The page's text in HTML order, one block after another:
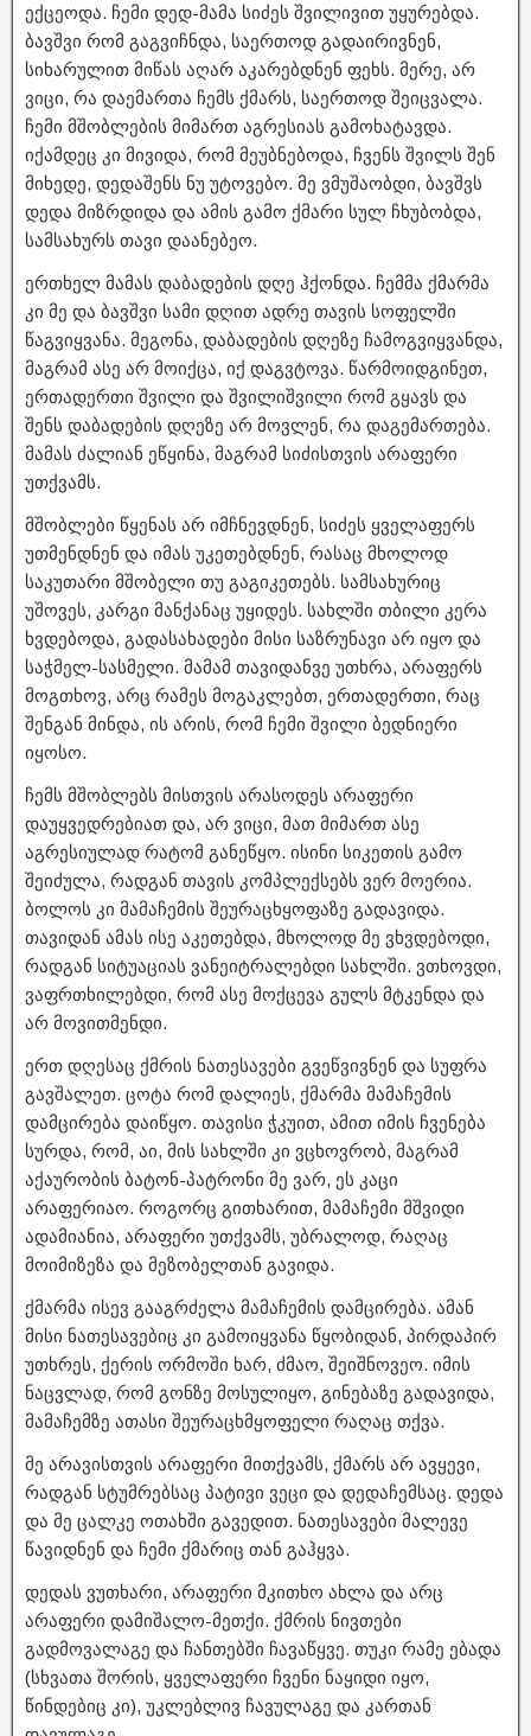
ექცეოდა. ჩემი დედ-მამა სიძეს შვილივით უყურებდა.
ბავშვი რომ გაგვიჩნდა, საერთოდ გადაირივნენ,
სიხარულით მიწას აღარ აკარებდნენ ფეხს. მერე, არ
ვიცი, რა დაემართა ჩემს ქმარს, საერთოდ შეიცვალა.
ჩემი მშობლების მიმართ აგრესიას გამოხატავდა.
იქამდეც კი მივიდა, რომ მეუბნებოდა, ჩვენს შვილს შენ
მიხედე, დედაშენს ნუ უტოვებო. მე ვმუშაობდი, ბავშვს
დედა მიზრდიდა და ამის გამო ქმარი სულ ჩხუბობდა,
სამსახურს თავი დაანებეო.
ერთხელ მამას დაბადების დღე ჰქონდა. ჩემმა ქმარმა
კი მე და ბავშვი სამი დღით ადრე თავის სოფელში
წაგვიყვანა. მეგონა, დაბადების დღეზე ჩამოგვიყვანდა,
მაგრამ ასე არ მოიქცა, იქ დაგვტოვა. წარმოიდგინეთ,
ერთადერთი შვილი და შვილიშვილი რომ გყავს და
შენს დაბადების დღეზე არ მოვლენ, რა დაგემართება.
მამას ძალიან ეწყინა, მაგრამ სიძისთვის არაფერი
უთქვამს.
მშობლები წყენას არ იმჩნევდნენ, სიძეს ყველაფერს
უთმენდნენ და იმას უკეთებდნენ, რასაც მხოლოდ
საკუთარი მშობელი თუ გაგიკეთებს. სამსახურიც
უშოვეს, კარგი მანქანაც უყიდეს. სახლში თბილი კერა
ხვდებოდა, გადასახადები მისი საზრუნავი არ იყო და
საჭმელ-სასმელი. მამამ თავიდანვე უთხრა, არაფერს
მოგთხოვ, არც რამეს მოგაკლებთ, ერთადერთი, რაც
შენგან მინდა, ის არის, რომ ჩემი შვილი ბედნიერი
იყოსო.
ჩემს მშობლებს მისთვის არასოდეს არაფერი
დაუყვედრებიათ და, არ ვიცი, მათ მიმართ ასე
აგრესიულად რატომ განეწყო. ისინი სიკეთის გამო
შეიძულა, რადგან თავის კომპლექსებს ვერ მოერია.
ბოლოს კი მამაჩემის შეურაცხყოფაზე გადავიდა.
თავიდან ამას ისე აკეთებდა, მხოლოდ მე ვხვდებოდი,
რადგან სიტუაციას ვანეიტრალებდი სახლში. ვთხოვდი,
ვაფრთხილებდი, რომ ასე მოქცევა გულს მტკენდა და
არ მოვითმენდი.
ერთ დღესაც ქმრის ნათესავები გვეწვივნენ და სუფრა
გავშალეთ. ცოტა რომ დალიეს, ქმარმა მამაჩემის
დამცირება დაიწყო. თავისი ჭკუით, ამით იმის ჩვენება
სურდა, რომ, აი, მის სახლში კი ვცხოვრობ, მაგრამ
აქაურობის ბატონ-პატრონი მე ვარ, ეს კაცი
არაფერიაო. როგორც გითხარით, მამაჩემი მშვიდი
ადამიანია, არაფერი უთქვამს, უბრალოდ, რაღაც
მოიმიზეზა და მეზობელთან გავიდა.
ქმარმა ისევ გააგრძელა მამაჩემის დამცირება. ამან
მისი ნათესავებიც კი გამოიყვანა წყობიდან, პირდაპირ
უთხრეს, ქერის ორმოში ხარ, ძმაო, შეიშნოვეო. იმის
ნაცვლად, რომ გონზე მოსულიყო, გინებაზე გადავიდა,
მამაჩემზე ათასი შეურაცხმყოფელი რაღაც თქვა.
მე არავისთვის არაფერი მითქვამს, ქმარს არ ავყევი,
რადგან სტუმრებსაც პატივი ვეცი და დედაჩემსაც. დედა
და მე ცალკე ოთახში გავედით. ნათესავები მალევე
წავიდნენ და ჩემი ქმარიც თან გაჰყვა.
დედას ვუთხარი, არაფერი მკითხო ახლა და არც
არაფერი დამიშალო-მეთქი. ქმრის ნივთები
გადმოვალაგე და ჩანთებში ჩავაწყვე. თუკი რამე ებადა
(სხვათა შორის, ყველაფერი ჩვენი ნაყიდი იყო,
წინდებიც კი), უკლებლივ ჩავულაგე და კართან